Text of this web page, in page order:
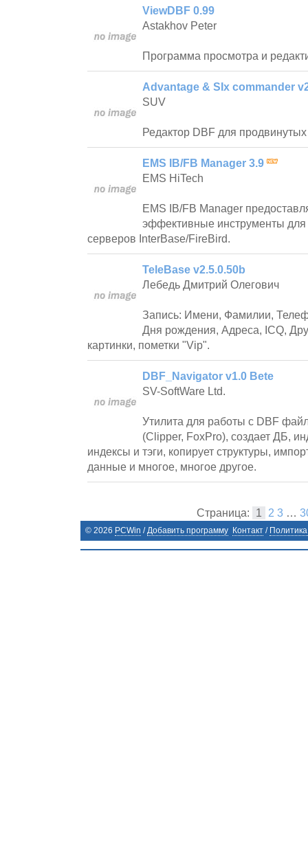
ViewDBF 0.99
Astakhov Peter
Программа просмотра и
Advantage & SIx commander
SUV
Редактор DBF для
EMS IB/FB Manager 3.9
EMS HiTech
EMS IB/FB Manager
эффективные инструменты
серверов InterBase/FireBird.
TeleBase v2.5.0.50b
Лебедь Дмитрий Олегович
Запись: Имени, Фамилии,
Дня рождения, Адреса, ICQ,
картинки, пометки "Vip".
DBF_Navigator v1.0 Bete
SV-SoftWare Ltd.
Утилита для работы с DBF
(Clipper, FoxPro), создает ДБ,
индексы и тэги, копирует структуры,
данные и многое, многое другое.
Страница: 1 2 3 …
© 2026 PCWin /Добавить программу Контакт /